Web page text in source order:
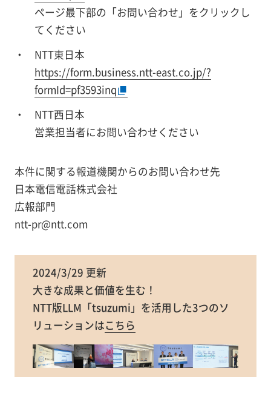
ページ最下部の「お問い合わせ」をクリックし
てください
NTT東日本
https://form.business.ntt-east.co.jp/?
formId=pf3593inq
NTT西日本
営業担当者にお問い合わせください
本件に関する報道機関からのお問い合わせ先
日本電信電話株式会社
広報部門
ntt-pr@ntt.com
2024/3/29 更新
大きな成果と価値を生む！
NTT版LLM「tsuzumi」を活用した3つのソ
リューションはこちら